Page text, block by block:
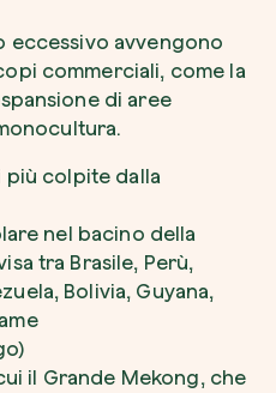
eccessivo avvengono
commerciali, come la
di aree
più colpite dalla
nel bacino della
tra Brasile, Perù,
Bolivia, Guyana,
il Grande Mekong, che